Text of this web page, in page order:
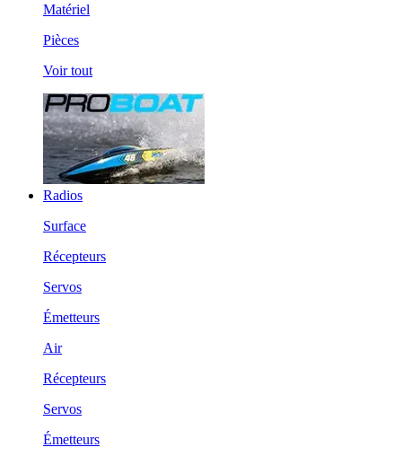
Matériel
Pièces
Voir tout
Radios
Surface
Récepteurs
Servos
Émetteurs
Air
Récepteurs
Servos
Émetteurs